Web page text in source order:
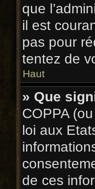
que
il est
pas pour
tentez de
Haut
» Que
COPPA (ou
loi aux
de ces